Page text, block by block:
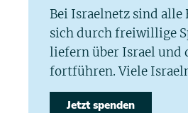
Bei Israelnetz sind
sich durch freiwillige
liefern über Israel und
fortführen. Viele
Jetzt spenden